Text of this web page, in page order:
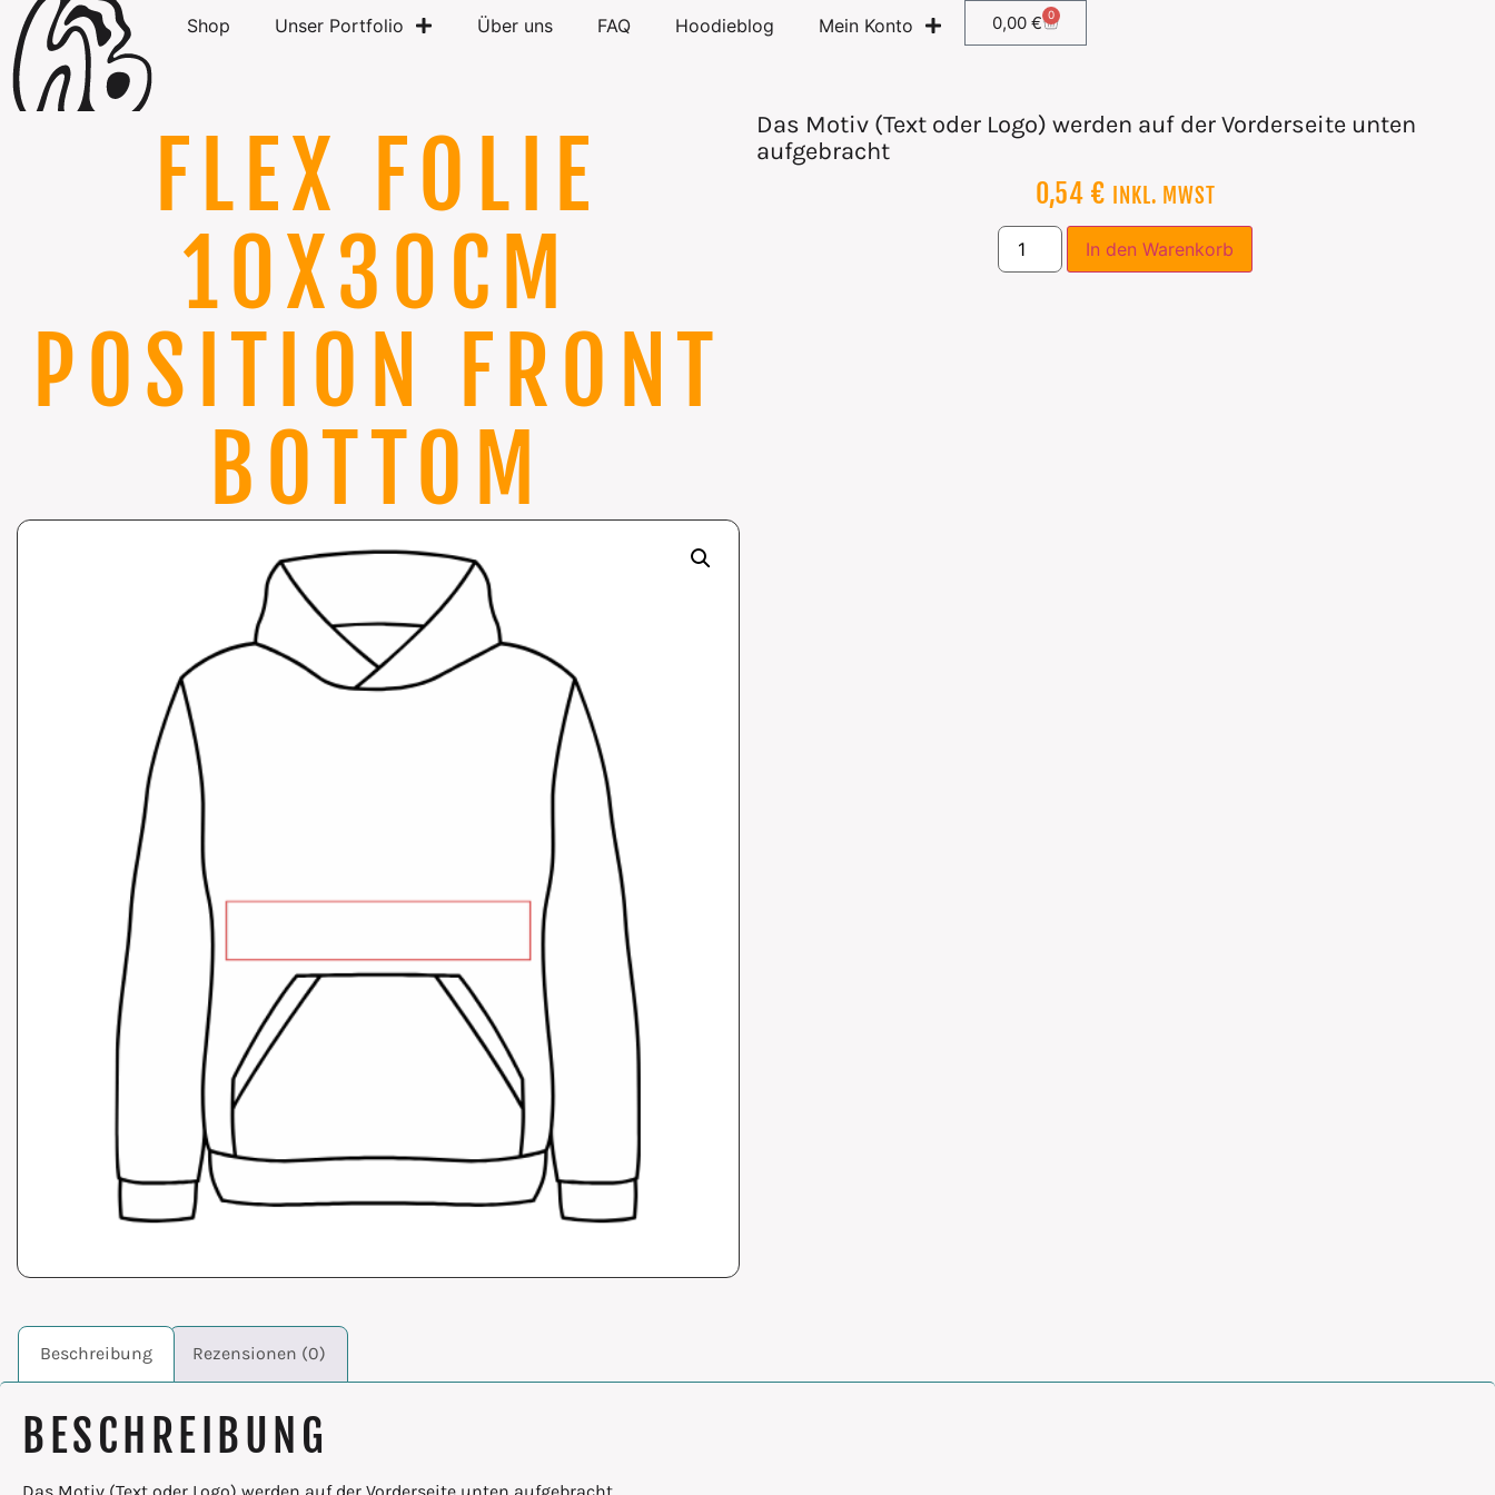
Shop Unser Portfolio Über uns FAQ Hoodieblog Mein Konto 0,00 € 0
FLEX FOLIE
10X30CM
POSITION FRONT
BOTTOM
Das Motiv (Text oder Logo) werden auf der Vorderseite unten
aufgebracht
0,54€ INKL. MWST
In den Warenkorb
Beschreibung Rezensionen (0)
BESCHREIBUNG